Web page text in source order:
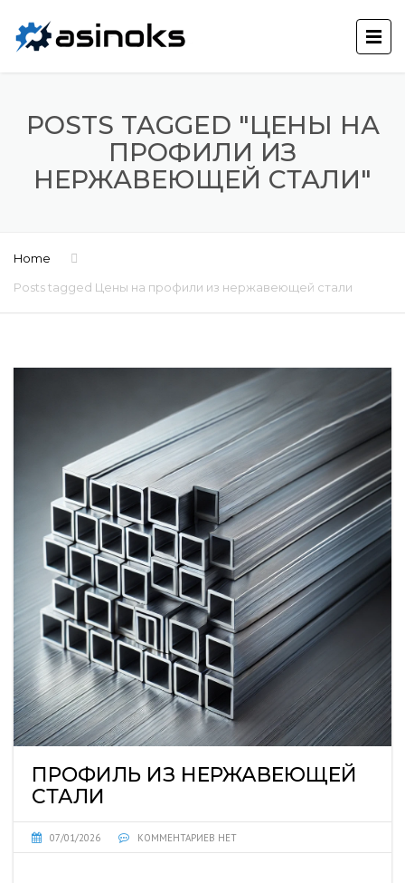
POSTS TAGGED "ЦЕНЫ НА
ПРОФИЛИ ИЗ
НЕРЖАВЕЮЩЕЙ СТАЛИ"
Home
Posts tagged Цены на профили из нержавеющей стали
ПРОФИЛЬ ИЗ НЕРЖАВЕЮЩЕЙ
СТАЛИ
07/01/2026 КОММЕНТАРИЕВ НЕТ